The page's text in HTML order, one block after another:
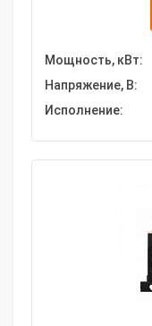
Мощность, кВт:
Напряжение, В:
Исполнение: